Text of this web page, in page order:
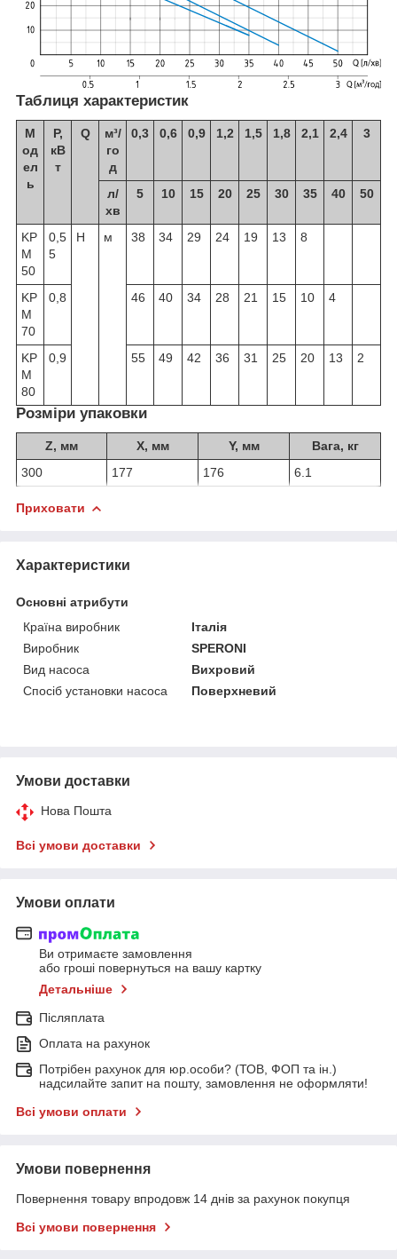
Таблиця характеристик
М
од
ел
ь
P,
кВ
т
Q
м³/
го
д
0,3 0,6 0,9 1,2 1,5 1,8 2,1 2,4 3
л/
хв
5 10 15 20 25 30 35 40 50
KP
M
50
0,5
5
H м 38 34 29 24 19 13 8
KP
M
70
0,8 46 40 34 28 21 15 10 4
KP
M
80
0,9 55 49 42 36 31 25 20 13 2
Розміри упаковки
Z, мм X, мм Y, мм
Вага, кг
300
177 176 6.1
Приховати
Характеристики
Основні атрибути
Країна виробник
Італія
Виробник
SPERONI
Вид насоса
Вихровий
Спосіб установки насоса
Поверхневий
Умови доставки
Нова Пошта
Всі умови доставки
Умови оплати
Ви отримаєте замовлення
або гроші повернуться на вашу картку
Детальніше
Післяплата
Оплата на рахунок
Потрібен рахунок для юр.особи? (ТОВ, ФОП та ін.)
надсилайте запит на пошту, замовлення не оформляти!
Всі умови оплати
Умови повернення
Повернення товару впродовж 14 днів за рахунок покупця
Всі умови повернення